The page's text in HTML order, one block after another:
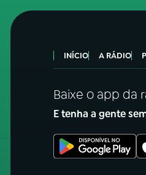
INÍCIO A RÁDIO
Baixe o app da
E tenha a gente